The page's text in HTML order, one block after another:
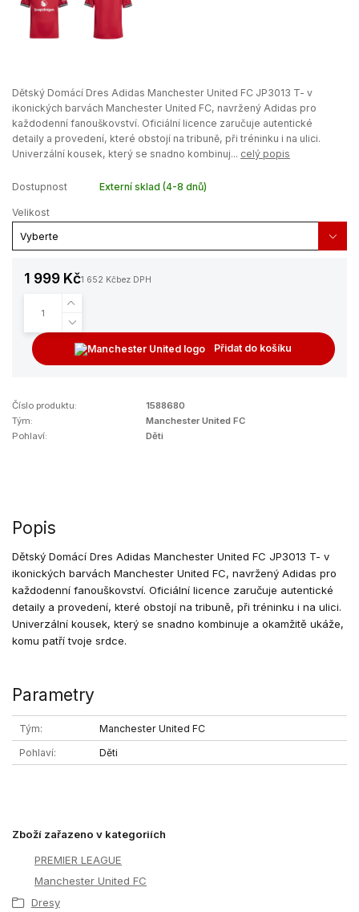
Dětský Domácí Dres Adidas Manchester United FC JP3013 T- v
ikonických barvách Manchester United FC, navržený Adidas pro
každodenní fanouškovství. Oficiální licence zaručuje autentické
detaily a provedení, které obstojí na tribuně, při tréninku i na ulici.
Univerzální kousek, který se snadno kombinuj... celý popis
Dostupnost Externí sklad (4-8 dnů)
Velikost
1 999 Kč1 652 Kčbez DPH
Přidat do košíku
Číslo produktu:
1588680
Tým:
Manchester United FC
Pohlaví:
Děti
Popis
Dětský Domácí Dres Adidas Manchester United FC JP3013 T- v
ikonických barvách Manchester United FC, navržený Adidas pro
každodenní fanouškovství. Oficiální licence zaručuje autentické
detaily a provedení, které obstojí na tribuně, při tréninku i na ulici.
Univerzální kousek, který se snadno kombinuje a okamžitě ukáže,
komu patří tvoje srdce.
Parametry
Tým Manchester United FC
Pohlaví Děti
Zboží zařazeno v kategoriích
PREMIER LEAGUE
Manchester United FC
Dresy